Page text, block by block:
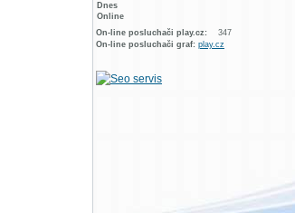
Dnes
Online
On-line posluchači play.cz:
347
On-line posluchači graf: play.cz